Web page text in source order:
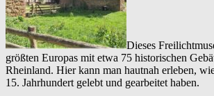
Dieses
größten Europas mit etwa 75 historischen
Rheinland. Hier kann man hautnah erleben,
15. Jahrhundert gelebt und gearbeitet haben.